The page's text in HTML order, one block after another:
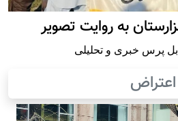
به روایت تصویر
پرس خبری و تحلیلی
اعتراض